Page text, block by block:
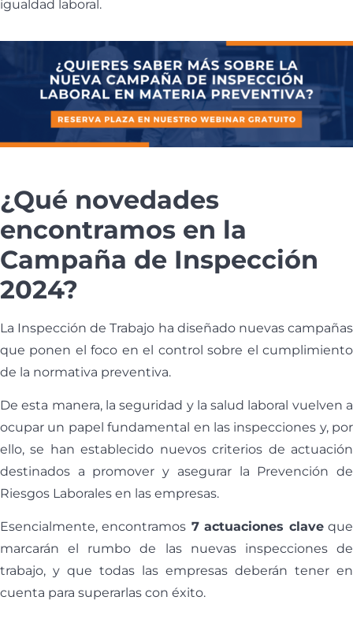
igualdad laboral.
¿Qué novedades
encontramos en la
Campaña de Inspección
2024?
La Inspección de Trabajo ha diseñado nuevas campañas
que ponen el foco en el control sobre el cumplimiento
de la normativa preventiva.
De esta manera, la seguridad y la salud laboral vuelven a
ocupar un papel fundamental en las inspecciones y, por
ello, se han establecido nuevos criterios de actuación
destinados a promover y asegurar la Prevención de
Riesgos Laborales en las empresas.
Esencialmente, encontramos 7 actuaciones claveque
marcarán el rumbo de las nuevas inspecciones de
trabajo, y que todas las empresas deberán tener en
cuenta para superarlas con éxito.